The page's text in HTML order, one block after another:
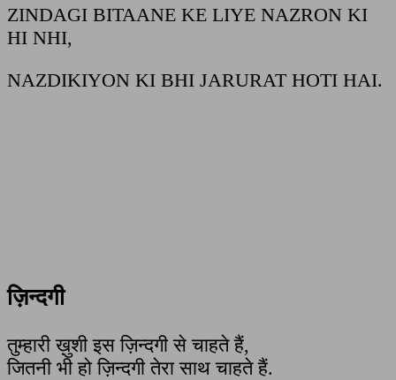
ZINDAGI BITAANE KE LIYE NAZRON KI
HI NHI,
NAZDIKIYON KI BHI JARURAT HOTI HAI.
ज़िन्दगी
तुम्हारी ख़ुशी इस ज़िन्दगी से चाहते हैं,
जितनी भी हो ज़िन्दगी तेरा साथ चाहते हैं.